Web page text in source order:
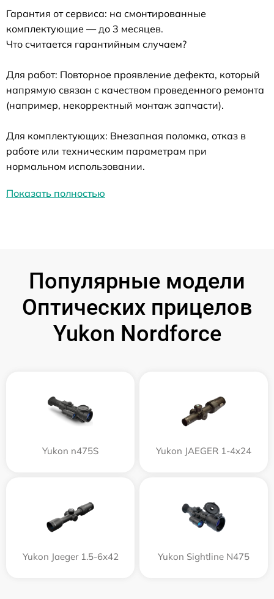
Гарантия от сервиса: на смонтированные
комплектующие — до 3 месяцев.
Что считается гарантийным случаем?
Для работ: Повторное проявление дефекта, который
напрямую связан с качеством проведенного ремонта
(например, некорректный монтаж запчасти).
Для комплектующих: Внезапная поломка, отказ в
работе или техническим параметрам при
нормальном использовании.
Показать полностью
Популярные модели
Оптических прицелов
Yukon Nordforce
Yukon n475S Yukon JAEGER 1-4x24
Yukon Jaeger 1.5-6x42 Yukon Sightline N475